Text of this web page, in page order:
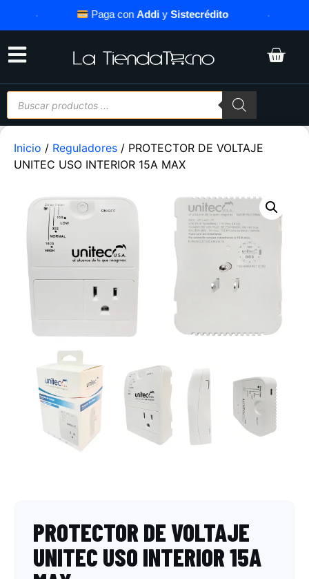
Paga conAddiySistecrédito
Inicio / Reguladores / PROTECTOR DE VOLTAJE
UNITEC USO INTERIOR 15A MAX
PROTECTOR DE VOLTAJE
UNITEC USO INTERIOR 15A